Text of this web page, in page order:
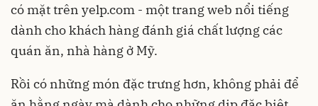
có mặt trên yelp.com - một trang web nổi tiếng
dành cho khách hàng đánh giá chất lượng các
quán ăn, nhà hàng ở Mỹ.
Rồi có những món đặc trưng hơn, không phải để